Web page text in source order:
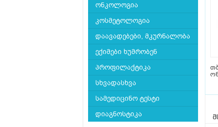
ონკოლოგია
კოსმეტოლოგია
დაავადებები, მკურნალობა
ექიმები ხუმრობენ
პროფილაქტიკა
სხვადასხვა
სამედიცინო ტესტი
დიაგნოსტიკა